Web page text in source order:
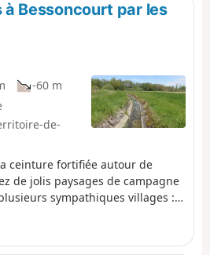
à Bessoncourt par les
-60 m
de-
ceinture fortifiée autour de
de jolis paysages de campagne
sympathiques villages :
à côté de plusieurs ouvrages
Belfort : les forts.